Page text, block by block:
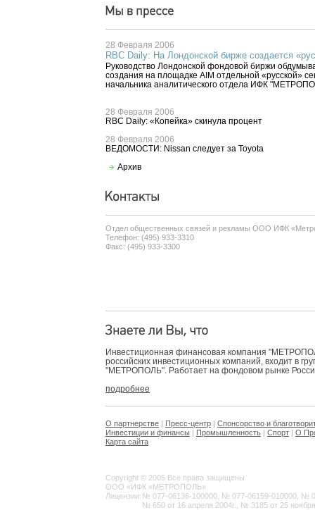
28 Февраля 2006
RBC Daily: На Лондонской бирже создается
Руководство Лондонской фондовой биржи
создания на площадке AIM отдельной «русской»
начальника аналитического отдела ИФК
28 Февраля 2006
RBC Daily: «Копейка» скинула процент
28 Февраля 2006
ВЕДОМОСТИ: Nissan следует за Toyota
Архив
Отдел общественных связей и рекламы ООО ИФК
Телефон: (495) 933-3310
Факс: (495) 933-3300
Инвестиционная финансовая компания
российских инвестиционных компаний, входит в
"МЕТРОПОЛЬ". Работает на фондовом рынке
подробнее
О партнерстве | Пресс-центр | Спонсорство и
Инвестиции и финансы | Промышленность | Спорт | О
Карта сайта
Copyright © 2005 Все права защищены
ООО «ИФК «МЕТРОПОЛЬ»
Лицензии: № 077-06136-100000, № 077-06159-010000, №
№ 650 от 16 апреля 2004г., № 3185 от 25